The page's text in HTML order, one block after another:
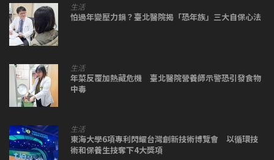
生活
怕過年變壓力鍋？臺北醫院揭「恐年族」三大自保心法
生活
年菜反覆加熱藏危機 臺北醫院營養師示警恐引發食物
中毒
生活
東海大學6項專利閃耀台灣創新技術博覽會 以循環技
術和保養生技奪下4大獎項